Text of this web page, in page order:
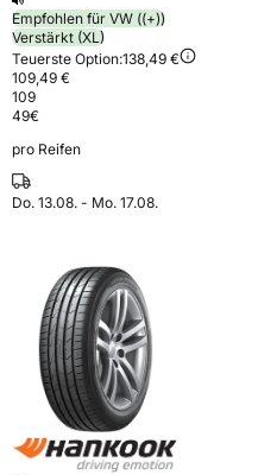
Empfohlen für VW ((+))
Verstärkt (XL)
Teuerste Option:138,49 €
109,49 €
109
49€
pro Reifen
Do. 13.08. - Mo. 17.08.